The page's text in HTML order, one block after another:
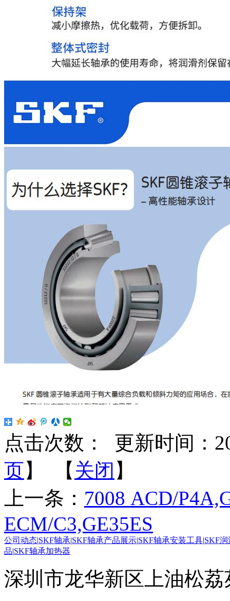
点击次数：
更新时间：
页】 【 关闭 】
上一条： 7008 ACD/
ECM/C3,GE35ES
公司动态|SKF轴承|SKF轴承产品展示|SKF轴承安装工具|SKF
品|SKF轴承加热器
深圳市龙华新区上油松